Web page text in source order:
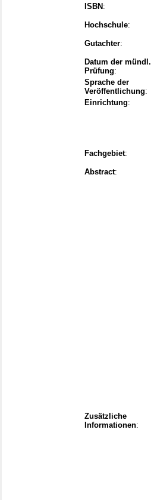
ISBN :
Hochschule:
Gutachter:
Datum der mündl.
Prüfung:
Sprache der
Veröffentlichung:
Einrichtung:
Fachgebiet:
Abstract:
Zusätzliche
Informationen: